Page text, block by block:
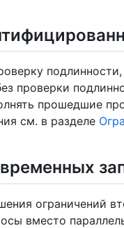
проверки
прошедшие
см. в разделе
ограничений
вместо